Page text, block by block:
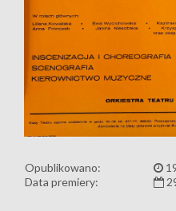
Opublikowano:
Data premiery: